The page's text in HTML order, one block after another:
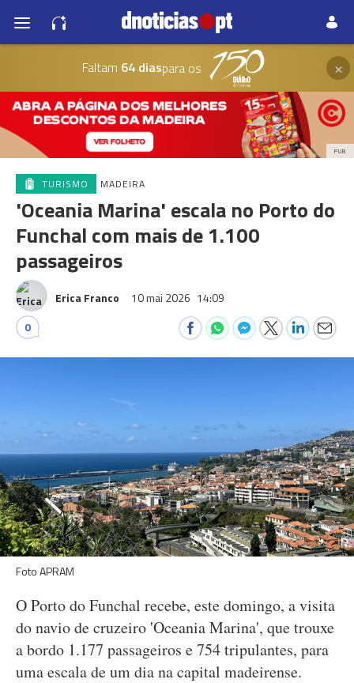
Faltam 64 diaspara os ×
PUB
TURISMO MADEIRA
'Oceania Marina' escala no Porto do
Funchal com mais de 1.100
passageiros
Erica Franco 10 mai 2026 14:09
0
Foto APRAM
O Porto do Funchal recebe, este domingo, a visita
do navio de cruzeiro 'Oceania Marina', que trouxe
a bordo 1.177 passageiros e 754 tripulantes, para
uma escala de um dia na capital madeirense.